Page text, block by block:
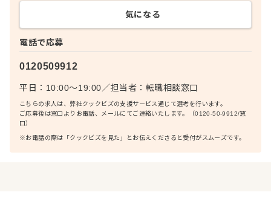
電話で応募
0120509912
平日：10:00〜19:00／担当者： 転職相談窓口
こちらの求人は、弊社クックビズの支援サービス通じて選考を行います。
ご応募後は窓口よりお電話、メールにてご連絡いたします。（0120-50-9912/窓
口）
※お電話の際は「クックビズを見た」とお伝えくださると受付がスムーズです。
気になる